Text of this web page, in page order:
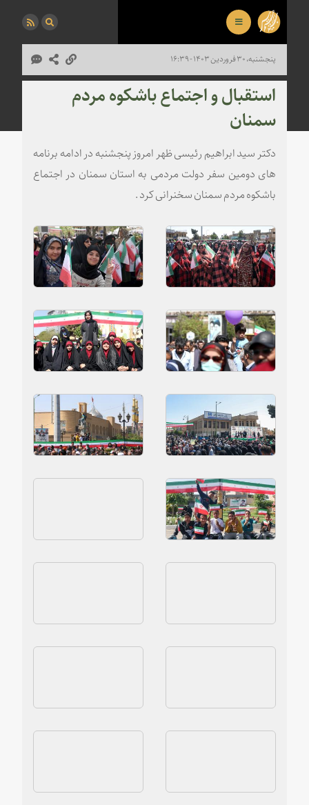
پنجشنبه، ۳۰ فروردین ۱۴۰۳ - ۱۶:۳۹
استقبال و اجتماع باشکوه مردم
سمنان
دکتر سید ابراهیم رئیسی ظهر امروز پنجشنبه در ادامه برنامه
های دومین سفر دولت مردمی به استان سمنان در اجتماع
باشکوه مردم سمنان سخنرانی کرد .